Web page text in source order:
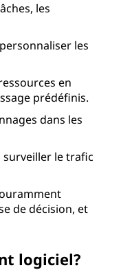
les
les
en
prédéfinis.
dans les
surveiller le trafic
de décision, et
logiciel?